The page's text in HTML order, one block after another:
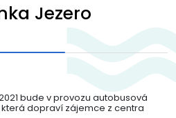
Jezero
bude v provozu autobusová
dopraví zájemce z centra